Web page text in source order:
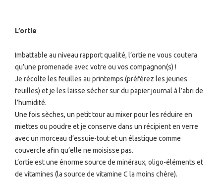
L’ortie
Imbattable au niveau rapport qualité, l’ortie ne vous coutera
qu’une promenade avec votre ou vos compagnon(s) !
Je récolte les feuilles au printemps (préférez les jeunes
feuilles) et je les laisse sécher sur du papier journal à l’abri de
l’humidité.
Une fois sèches, un petit tour au mixer pour les réduire en
miettes ou poudre et je conserve dans un récipient en verre
avec un morceau d’essuie-tout et un élastique comme
couvercle afin qu’elle ne moisisse pas.
L’ortie est une énorme source de minéraux, oligo-éléments et
de vitamines (la source de vitamine C la moins chère).